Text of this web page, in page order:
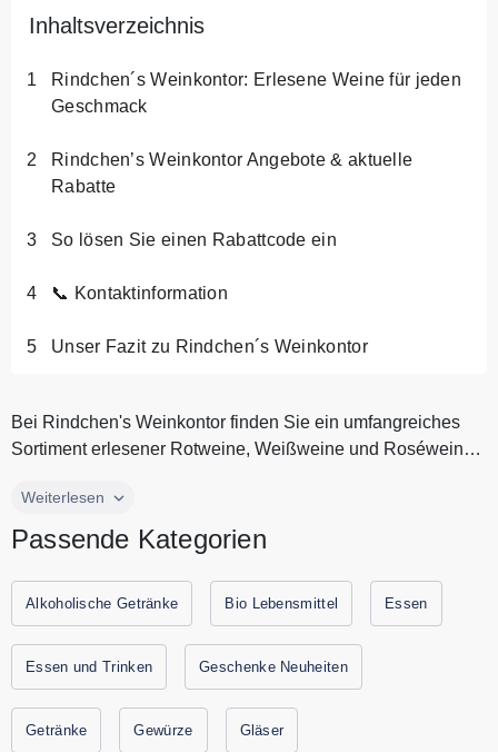
Inhaltsverzeichnis
Rindchen´s Weinkontor: Erlesene Weine für jeden
Geschmack
Rindchen’s Weinkontor Angebote & aktuelle
Rabatte
So lösen Sie einen Rabattcode ein
📞 Kontaktinformation
Unser Fazit zu Rindchen´s Weinkontor
Bei Rindchen's Weinkontor finden Sie ein umfangreiches
Sortiment erlesener Rotweine, Weißweine und Roséweine.
Bei Rindchen's Weinkontor finden Sie ein umfangreiches
Ebenso edel im Geschmack sind die prickelnden Verführer –
Champagner – die feinste sinnliche Genüsse garantieren.
Sie bieten neugierigen Genussmenschen und
Feinschmeckern Weine aus Deutschland, Frankreich,
Südafrika, Australien, Neuseeland, Kalifornien und vielen
weiteren Ländern mit dem besten Preis-Genuss-Verhältnis
Weiterlesen
Passende Kategorien
Alkoholische Getränke Bio Lebensmittel Essen
Essen und Trinken Geschenke Neuheiten
Getränke Gewürze Gläser